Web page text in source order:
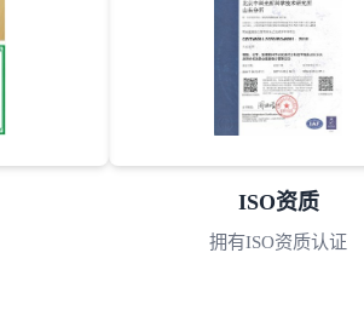
质
质认证
专利
众多专利